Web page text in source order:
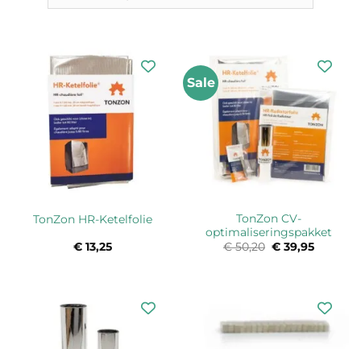
TonZon HR-Ketelfolie
€13,25
Sale
TonZon CV-
optimaliseringspakket
€50,20 Oorspronkelijke
€ 39,95